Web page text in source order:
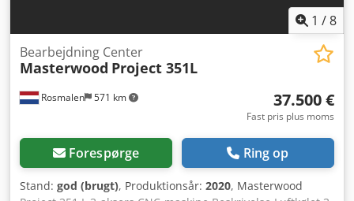
1 /8
Rosmalen 571 km
Bearbejdning Center
Masterwood Project 351L
37.500 €
Fast pris plus moms
Forespørge Ring op
Stand: god (brugt), Produktionsår: 2020, Masterwood